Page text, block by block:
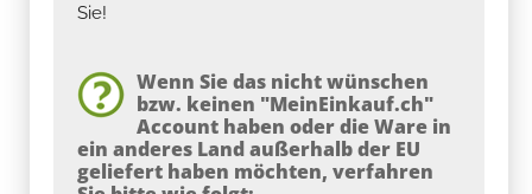
Sie!
Wenn Sie das nicht wünschen
bzw. keinen "MeinEinkauf.ch"
Account haben oder die Ware in
ein anderes Land außerhalb der EU
geliefert haben möchten, verfahren